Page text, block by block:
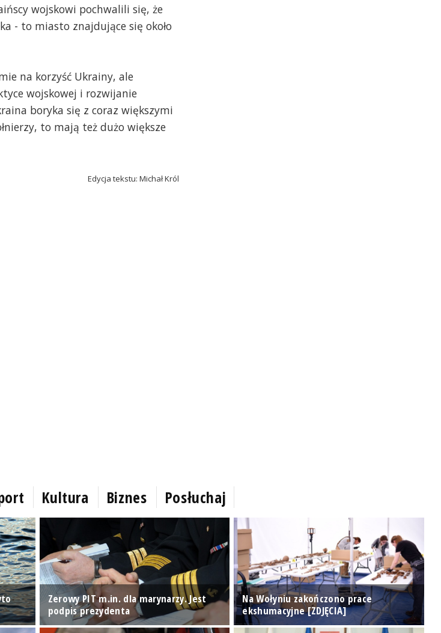
wojskowi pochwalili się, że
- to miasto znajdujące się około
na korzyść Ukrainy, ale
wojskowej i rozwijanie
boryka się z coraz większymi
to mają też dużo większe
Edycja tekstu: Michał Król
Kultura Biznes Posłuchaj
Zerowy PIT m.in. dla marynarzy. Jest
podpis prezydenta
Na Wołyniu zakończono prace
ekshumacyjne [ZDJĘCIA]